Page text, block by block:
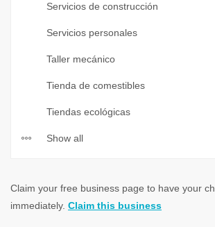
Servicios de construcción
Servicios personales
Taller mecánico
Tienda de comestibles
Tiendas ecológicas
Show all
Claim your free business page to have your
immediately. Claim this business